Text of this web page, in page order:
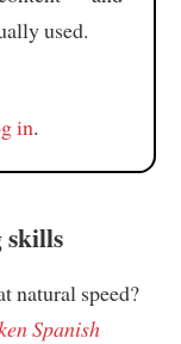
used.
in.
skills
natural speed?
Spanish